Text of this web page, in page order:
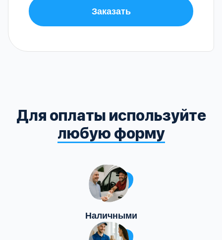
Заказать
Для оплаты используйте
любую форму
Наличными